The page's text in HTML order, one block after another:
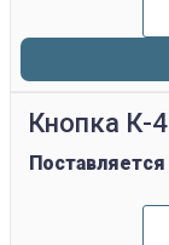
Кнопка К-
Поставляется